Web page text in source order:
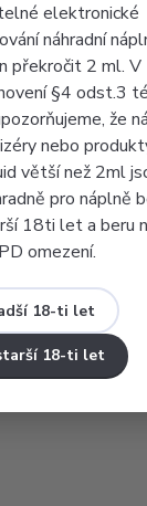
elektronické
náhradní
překročit 2 ml. V
§4 odst.3
že
nebo
větší než 2ml
pro náplně
18ti let a beru
omezení.
18-ti let
18-ti let